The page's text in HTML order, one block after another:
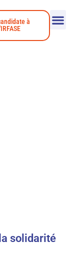
à
l'IRFASE
solidarité